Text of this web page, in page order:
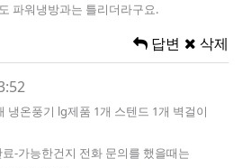
파워냉방과는 틀리더라구요.
답변 삭제
냉온풍기 lg제품 1개 스텐드 1개 벽걸이
-가능한건지 전화 문의를 했을때는